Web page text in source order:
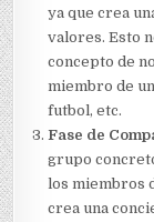
ya que crea
valores. Esto
concepto de
miembro de
futbol, etc.
Fase de
grupo
los miembros
crea una